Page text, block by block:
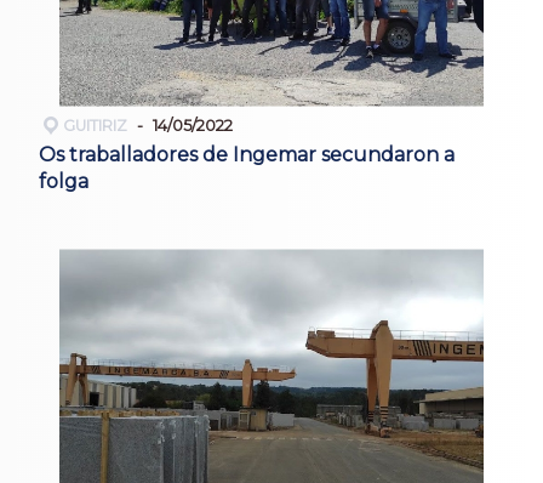
GUITIRIZ 14/05/2022
Os traballadores de Ingemar secundaron a
folga